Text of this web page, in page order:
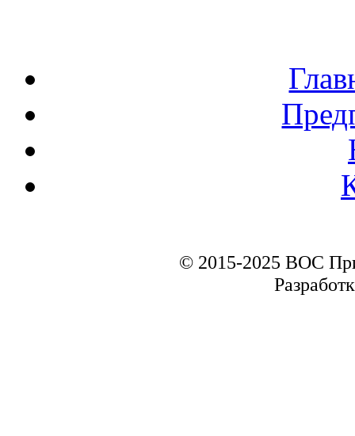
© 2015-2025 ВОС